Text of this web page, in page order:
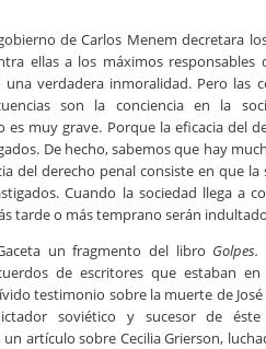
de Carlos Menem decretara
ellas a los máximos responsables
verdadera inmoralidad. Pero las
son la conciencia en la
muy grave. Porque la eficacia del
De hecho, sabemos que hay
del derecho penal consiste en que
Cuando la sociedad llega a
tarde o más temprano serán
un fragmento del libro
de escritores que estaban
testimonio sobre la muerte de
soviético y sucesor de
artículo sobre Cecilia Grierson,